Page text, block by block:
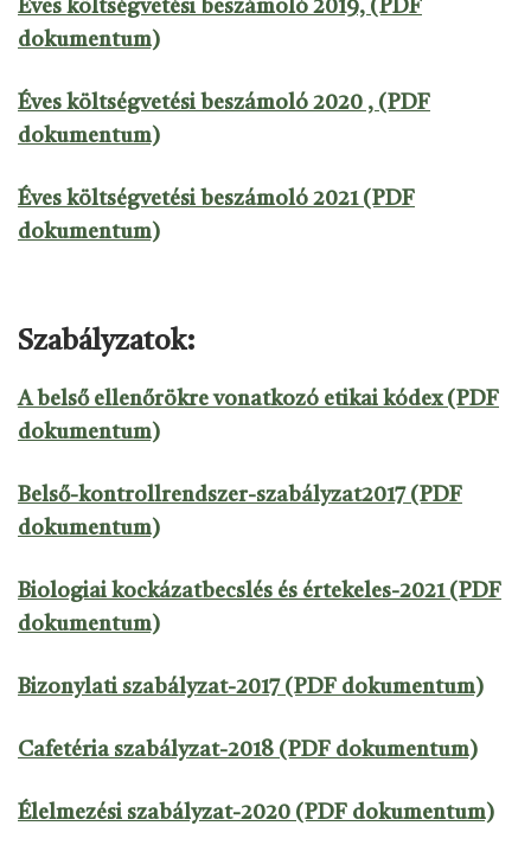
Éves költségvetési beszámoló 2019, (PDF
dokumentum)
Éves költségvetési beszámoló 2020 , (PDF
dokumentum)
Éves költségvetési beszámoló 2021 (PDF
dokumentum)
Szabályzatok:
A belső ellenőrökre vonatkozó etikai kódex (PDF
dokumentum)
Belső-kontrollrendszer-szabályzat2017 (PDF
dokumentum)
Biologiai kockázatbecslés és értekeles-2021 (PDF
dokumentum)
Bizonylati szabályzat-2017 (PDF dokumentum)
Cafetéria szabályzat-2018 (PDF dokumentum)
Élelmezési szabályzat-2020 (PDF dokumentum)